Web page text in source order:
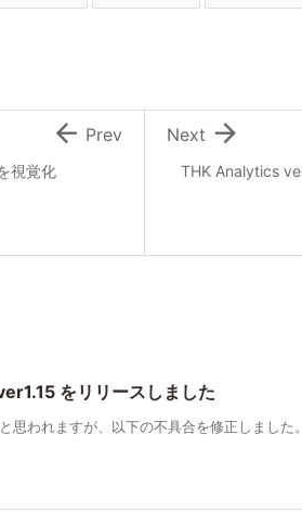
THK Analytics

Next
視覚化
 Prev
をリリースしました
思われますが、以下の不具合を修正しました